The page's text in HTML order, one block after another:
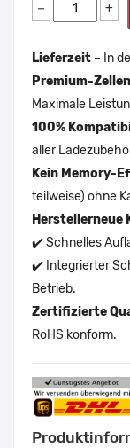
− +
Lieferzeit – In
Premium-
Maximale
100%
aller
Kein Memory-
teilweise) ohne
Herstellerneue
✔️ Schnelles
✔️ Integrierter
Betrieb.
Zertifizierte
RoHS konform.